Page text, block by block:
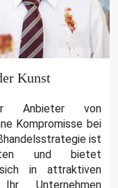
Kunst
Anbieter von
Kompromisse bei
ist
und bietet
in attraktiven
Ihr Unternehmen